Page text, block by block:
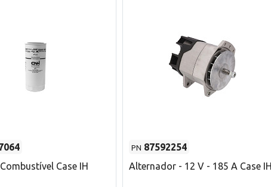
Case IH
PN 87592254
Alternador - 12 V - 185 A Case IH